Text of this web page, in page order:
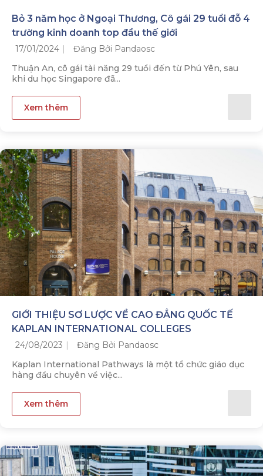
Bỏ 3 năm học ở Ngoại Thương, Cô gái 29 tuổi đỗ 4
trường kinh doanh top đầu thế giới
17/01/2024
Đăng Bởi Pandaosc
Thuận An, cô gái tài năng 29 tuổi đến từ Phú Yên, sau
khi du học Singapore đã...
Xem thêm
GIỚI THIỆU SƠ LƯỢC VỀ CAO ĐẲNG QUỐC TẾ
KAPLAN INTERNATIONAL COLLEGES
24/08/2023
Đăng Bởi Pandaosc
Kaplan International Pathways là một tổ chức giáo dục
hàng đầu chuyên về việc...
Xem thêm